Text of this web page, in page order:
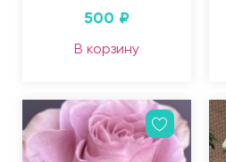
500 ₽
В корзину